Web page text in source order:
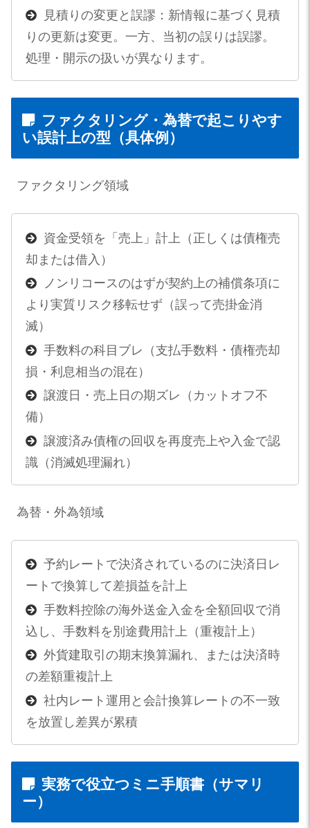
見積りの変更と誤謬：新情報に基づく見積
りの更新は変更。一方、当初の誤りは誤謬。
処理・開示の扱いが異なります。
ファクタリング・為替で起こりやす
い誤計上の型（具体例）
ファクタリング領域
資金受領を「売上」計上（正しくは債権売
却または借入）
ノンリコースのはずが契約上の補償条項に
より実質リスク移転せず（誤って売掛金消
滅）
手数料の科目ブレ（支払手数料・債権売却
損・利息相当の混在）
譲渡日・売上日の期ズレ（カットオフ不
備）
譲渡済み債権の回収を再度売上や入金で認
識（消滅処理漏れ）
為替・外為領域
予約レートで決済されているのに決済日レ
ートで換算して差損益を計上
手数料控除の海外送金入金を全額回収で消
込し、手数料を別途費用計上（重複計上）
外貨建取引の期末換算漏れ、または決済時
の差額重複計上
社内レート運用と会計換算レートの不一致
を放置し差異が累積
実務で役立つミニ手順書（サマリ
ー）